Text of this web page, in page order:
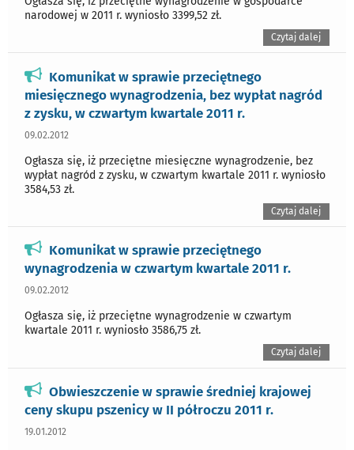
narodowej w 2011 r. wyniosło 3399,52 zł.
Czytaj dalej
Komunikat w sprawie przeciętnego
miesięcznego wynagrodzenia, bez wypłat nagród
z zysku, w czwartym kwartale 2011 r.
09.02.2012
Ogłasza się, iż przeciętne miesięczne wynagrodzenie, bez
wypłat nagród z zysku, w czwartym kwartale 2011 r. wyniosło
3584,53 zł.
Czytaj dalej
Komunikat w sprawie przeciętnego
wynagrodzenia w czwartym kwartale 2011 r.
09.02.2012
Ogłasza się, iż przeciętne wynagrodzenie w czwartym
kwartale 2011 r. wyniosło 3586,75 zł.
Czytaj dalej
Obwieszczenie w sprawie średniej krajowej
ceny skupu pszenicy w II półroczu 2011 r.
19.01.2012